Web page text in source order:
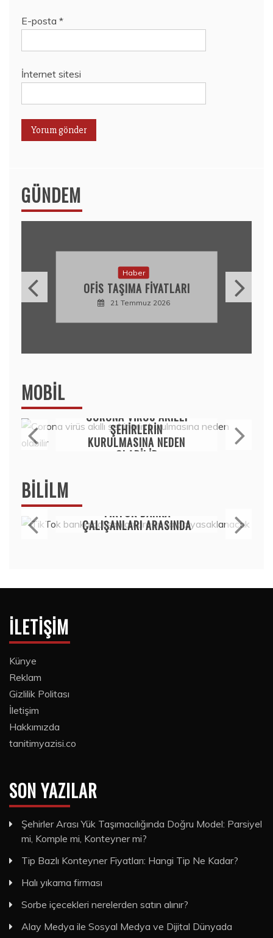
E-posta *
İnternet sitesi
GÜNDEM
Haber
OFIS TAŞIMA FIYATLARI
21 Temmuz 2026
MOBIL
CORONA VIRÜS AKILLI
ŞEHIRLERIN
KURULMASINA NEDEN
OLABILIR
BILILM
TIKTOK BANKA
ÇALIŞANLARI ARASINDA
DA YASAKLANACAK
İLETIŞIM
Künye
Reklam
Gizlilik Politası
İletişim
Hakkımızda
tanitimyazisi.co
SON YAZILAR
Şehirler Arası Yük Taşımacılığında Doğru Model: Parsiyel
mi, Komple mi, Konteyner mi?
Tip Bazlı Konteyner Fiyatları: Hangi Tip Ne Kadar?
Halı yıkama firması
Sorbe içecekleri nerelerden satın alınır?
Alay Medya ile Sosyal Medya ve Dijital Dünyada